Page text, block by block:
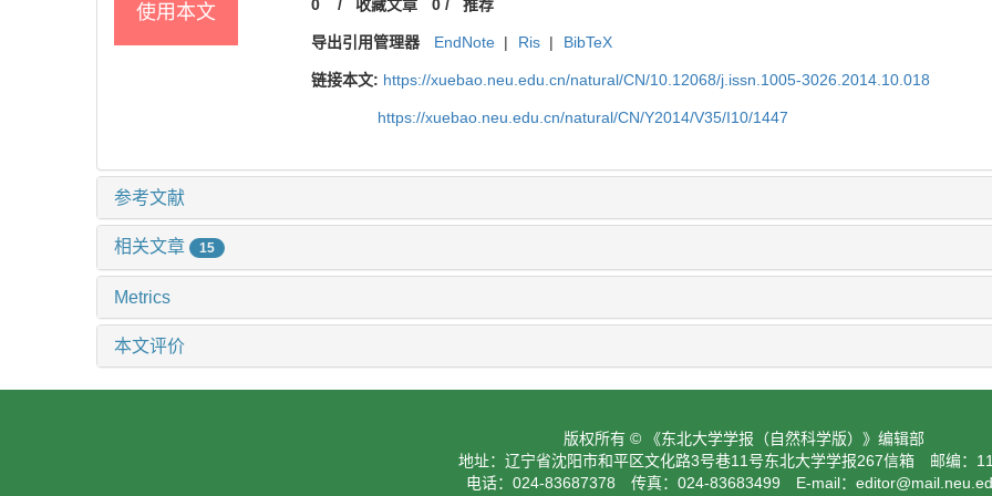
使用本文 0 / 收藏文章 0/ 推荐
导出引用管理器 EndNote | Ris | BibTeX
链接本文: https://xuebao.neu.edu.cn/natural/CN/10.12068/j.issn.1005-3026.2014.10.018
https://xuebao.neu.edu.cn/natural/CN/Y2014/V35/I10/1447
参考文献
相关文章 15
Metrics
本文评价
版权所有 © 《东北大学学报（自然科学版）》编辑部
地址：辽宁省沈阳市和平区文化路3号巷11号东北大学学报267信箱 邮编：
电话：024-83687378 传真：024-83683499 E-mail：